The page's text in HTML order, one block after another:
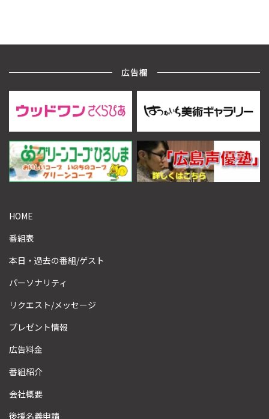
広告欄
HOME
番組表
本日・過去の番組/ゲスト
パーソナリティ
リクエスト/メッセージ
プレゼント情報
広告料金
番組紹介
会社概要
後援名義申請